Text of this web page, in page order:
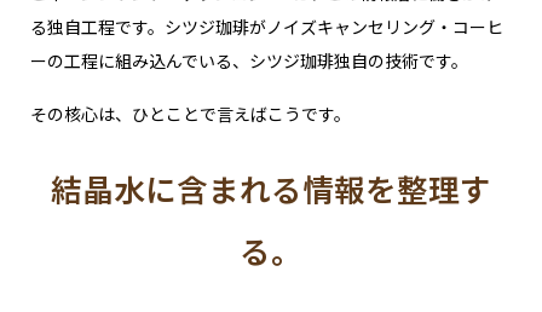
る独自工程です。シツジ珈琲がノイズキャンセリング・コーヒ
ーの工程に組み込んでいる、シツジ珈琲独自の技術です。
その核心は、ひとことで言えばこうです。
結晶水に含まれる情報を整理す
る。